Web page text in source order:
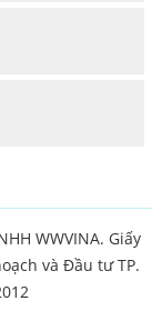
WWVINA. Giấy
và Đầu tư TP.